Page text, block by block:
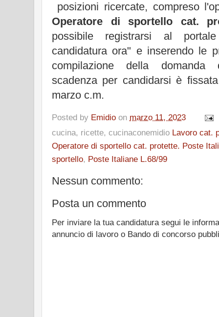
posizioni ricercate, compreso
Operatore di sportello cat.
possibile registrarsi al
candidatura ora" e inserendo le
compilazione della domanda
scadenza per candidarsi è
marzo c.m.
Posted by Emidio on marzo 11, 2023
cucina, ricette, cucinaconemidio Lavoro cat.
Operatore di sportello cat. protette. Poste
sportello, Poste Italiane L.68/99
Nessun commento:
Posta un commento
Per inviare la tua candidatura segui le
annuncio di lavoro o Bando di concorso